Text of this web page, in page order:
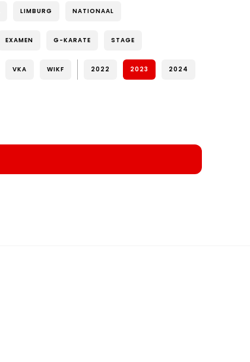
LIMBURG NATIONAAL
EXAMEN G-KARATE STAGE
VKA WIKF 2022 2023 2024